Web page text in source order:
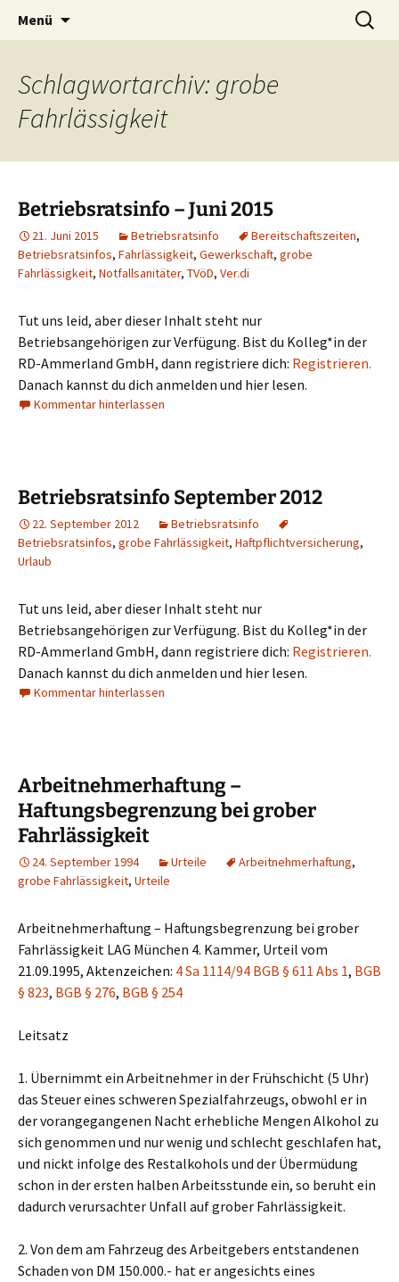
Menü
Suchen
nach:
Schlagwortarchiv: grobe
Fahrlässigkeit
Betriebsratsinfo – Juni 2015
21. Juni 2015 Betriebsratsinfo Bereitschaftszeiten,
Betriebsratsinfos, Fahrlässigkeit, Gewerkschaft, grobe
Fahrlässigkeit, Notfallsanitäter, TVöD, Ver.di
Tut uns leid, aber dieser Inhalt steht nur
Betriebsangehörigen zur Verfügung. Bist du Kolleg*in der
RD-Ammerland GmbH, dann registriere dich: Registrieren.
Danach kannst du dich anmelden und hier lesen.
Kommentar hinterlassen
Betriebsratsinfo September 2012
22. September 2012
Betriebsratsinfo
Betriebsratsinfos, grobe Fahrlässigkeit, Haftpflichtversicherung,
Urlaub
Tut uns leid, aber dieser Inhalt steht nur
Betriebsangehörigen zur Verfügung. Bist du Kolleg*in der
RD-Ammerland GmbH, dann registriere dich: Registrieren.
Danach kannst du dich anmelden und hier lesen.
Kommentar hinterlassen
Arbeitnehmerhaftung –
Haftungsbegrenzung bei grober
Fahrlässigkeit
24. September 1994 Urteile Arbeitnehmerhaftung,
grobe Fahrlässigkeit, Urteile
Arbeitnehmerhaftung – Haftungsbegrenzung bei grober
Fahrlässigkeit LAG München 4. Kammer, Urteil vom
21.09.1995, Aktenzeichen: 4 Sa 1114/94 BGB § 611 Abs 1, BGB
§ 823, BGB § 276, BGB § 254
Leitsatz
1. Übernimmt ein Arbeitnehmer in der Frühschicht (5 Uhr)
das Steuer eines schweren Spezialfahrzeugs, obwohl er in
der vorangegangenen Nacht erhebliche Mengen Alkohol zu
sich genommen und nur wenig und schlecht geschlafen hat,
und nickt infolge des Restalkohols und der Übermüdung
schon in der ersten halben Arbeitsstunde ein, so beruht ein
dadurch verursachter Unfall auf grober Fahrlässigkeit.
2. Von dem am Fahrzeug des Arbeitgebers entstandenen
Schaden von DM 150.000.- hat er angesichts eines